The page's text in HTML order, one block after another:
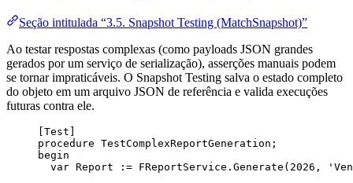
Seção intitulada “3.5. Snapshot Testing (MatchSnapshot)”
Ao testar respostas complexas (como payloads JSON grandes
gerados por um serviço de serialização), asserções manuais podem
se tornar impraticáveis. O Snapshot Testing salva o estado completo
do objeto em um arquivo JSON de referência e valida execuções
futuras contra ele.
[Test]
procedure TestComplexReportGeneration ;
begin
var Report := FReportService.Generate( 2026 , '